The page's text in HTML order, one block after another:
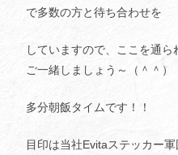
で多数の方と待ち合わせを
していますので、ここを通
ご一緒しましょう～（＾＾）
多分朝飯タイムです！！
目印は当社Evitaステッカー